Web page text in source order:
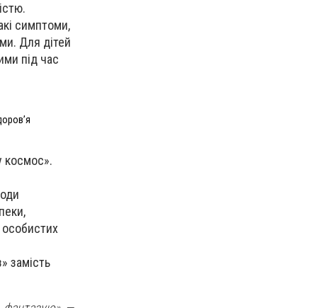
симптоми,
Для дітей
під час
космос».
особистих
замість